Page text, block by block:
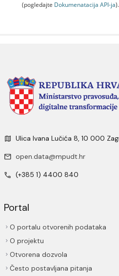
(pogledajte Dokumenаtаcijа API-jа).